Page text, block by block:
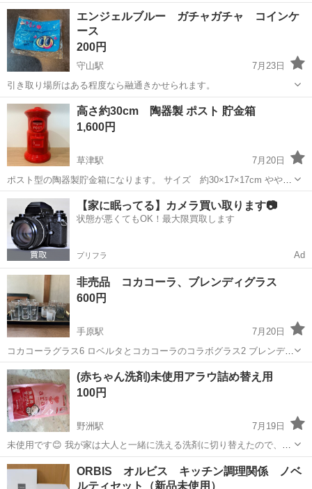
エンジェルブルー ガチャガチャ コインケ
ース
200円
守山駅
7月23日
引き取り場所はある程度なら融通きかせられます。
滋賀 守山市 守山駅 ノベルティグッズ
エンジェルブルー
高さ約30cm 陶器製 ポスト 貯金箱
1,600円
草津駅
7月20日
ポスト型の陶器製貯金箱になります。 サイズ 約30×17×17cm やや汚
れて等あります。 現状品をご理解の上ご購入宜しくお願い致します。
滋賀 栗東市 草津駅 ノベルティグッズ
【家に眠ってる】カメラ買い取ります📷
状態が悪くてもOK！最大限買取します
プリフラ Ad
非売品 コカコーラ、ブレンディグラス
600円
手原駅
7月20日
コカコーラグラス6 ロベルタとコカコーラのコラボグラス2 ブレンディ
グラス2 以前小売店をしていた時に頂いた物です。
滋賀 栗東市 ノベルティグッズ コカコーラ
(赤ちゃん洗剤)未使用アラウ詰め替え用
100円
野洲駅
7月19日
未使用です😊 我が家は大人と一緒に洗える洗剤に切り替えたので、使
われてる方にどうぞ🍀
滋賀 野洲市 ノベルティグッズ
ORBIS オルビス キッチン調理関係 ノベ
ルティセット（新品未使用）